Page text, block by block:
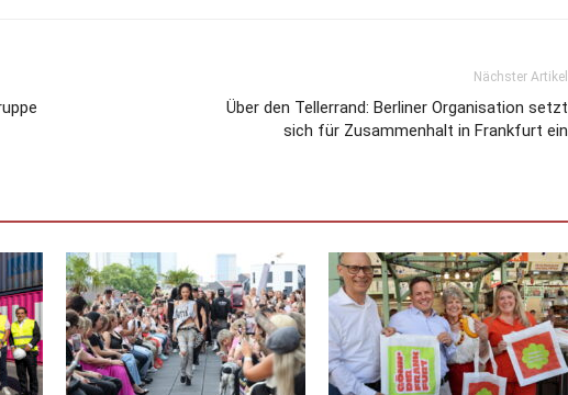
Nächster Artikel
Über den Tellerrand: Berliner Organisation setzt
sich für Zusammenhalt in Frankfurt ein